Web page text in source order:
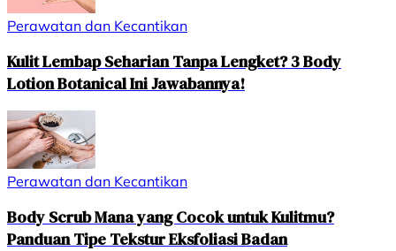
Perawatan dan Kecantikan
Kulit Lembap Seharian Tanpa Lengket? 3 Body
Lotion Botanical Ini Jawabannya!
Perawatan dan Kecantikan
Body Scrub Mana yang Cocok untuk Kulitmu?
Panduan Tipe Tekstur Eksfoliasi Badan